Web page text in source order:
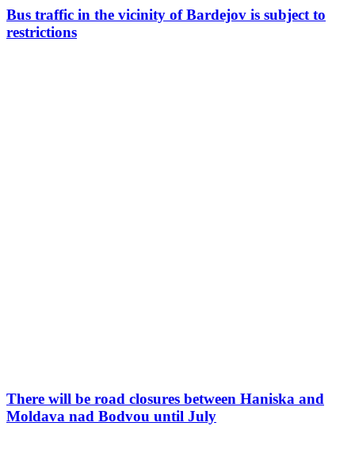
Bus traffic in the vicinity of Bardejov is subject to
restrictions
There will be road closures between Haniska and
Moldava nad Bodvou until July